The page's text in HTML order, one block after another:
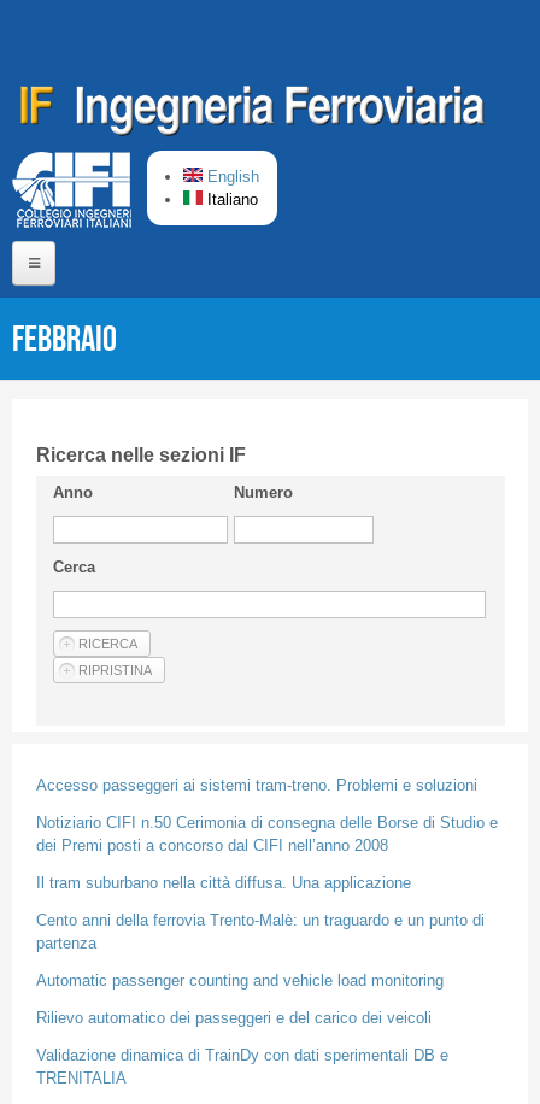
English
Italiano
CIFI in breve
Linee Guida
Privacy Policy
Articoli
Febbraio
Ricerca nelle sezioni IF
Anno Numero
Cerca
Accesso passeggeri ai sistemi tram-treno. Problemi e soluzioni
Notiziario CIFI n.50 Cerimonia di consegna delle Borse di Studio e
dei Premi posti a concorso dal CIFI nell’anno 2008
Il tram suburbano nella città diffusa. Una applicazione
Cento anni della ferrovia Trento-Malè: un traguardo e un punto di
partenza
Automatic passenger counting and vehicle load monitoring
Rilievo automatico dei passeggeri e del carico dei veicoli
Validazione dinamica di TrainDy con dati sperimentali DB e
TRENITALIA